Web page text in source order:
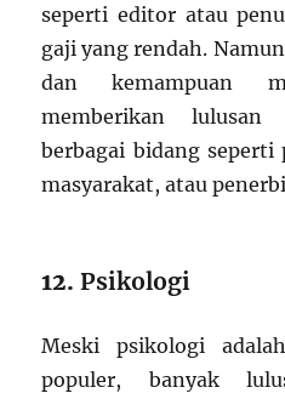
seperti editor atau
gaji yang rendah.
dan kemampuan
memberikan
berbagai bidang seperti
masyarakat, atau
12.Psikologi
Meski psikologi
populer, banyak